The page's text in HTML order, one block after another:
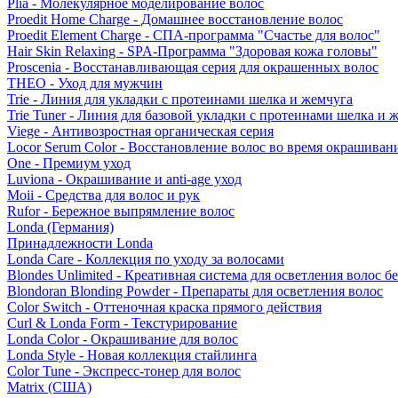
Plia - Молекулярное моделирование волос
Proedit Home Charge - Домашнее восстановление волос
Proedit Element Charge - СПА-программа "Счастье для волос"
Hair Skin Relaxing - SPA-Программа "Здоровая кожа головы"
Proscenia - Восстанавливающая серия для окрашенных волос
THEO - Уход для мужчин
Trie - Линия для укладки с протеинами шелка и жемчуга
Trie Tuner - Линия для базовой укладки с протеинами шелка и
Viege - Антивозростная органическая серия
Locor Serum Color - Восстановление волос во время
One - Премиум уход
Luviona - Окрашивание и anti-age уход
Moii - Средства для волос и рук
Rufor - Бережное выпрямление волос
Londa (Германия)
Принадлежности Londa
Londa Care - Коллекция по уходу за волосами
Blondes Unlimited - Креативная система для осветления волос
Blondoran Blonding Powder - Препараты для осветления волос
Color Switch - Оттеночная краска прямого действия
Curl & Londa Form - Текстурирование
Londa Color - Окрашивание для волос
Londa Style - Новая коллекция стайлинга
Color Tune - Экспресс-тонер для волос
Matrix (США)